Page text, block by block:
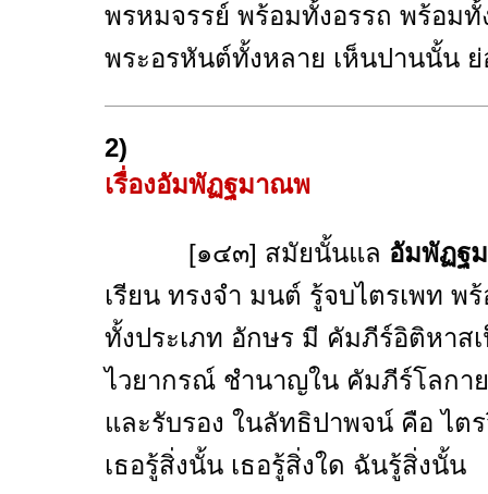
พรหมจรรย์ พร้อมทั้งอรรถ พร้อม
พระอรหันต์ทั้งหลาย เห็นปานนั้น
2)
เรื่องอัมพัฏฐมาณพ
[๑๔๓] สมัยนั้นแล อัมพัฏฐ
เรียน ทรงจำ มนต์ รู้จบไตรเพท
ทั้งประเภท อักษร มี คัมภีร์อิติหาส
ไวยากรณ์ ชำนาญใน คัมภีร์โลกา
และรับรอง ในลัทธิปาพจน์ คือ ไต
เธอรู้สิ่งนั้น เธอรู้สิ่งใด ฉันรู้สิ่งนั้น